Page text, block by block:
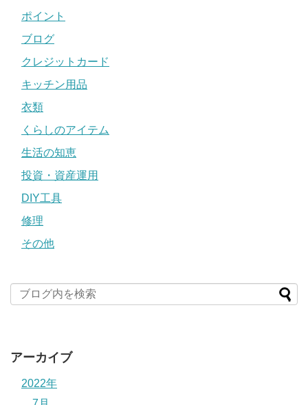
ポイント
ブログ
クレジットカード
キッチン用品
衣類
くらしのアイテム
生活の知恵
投資・資産運用
DIY工具
修理
その他
アーカイブ
2022年